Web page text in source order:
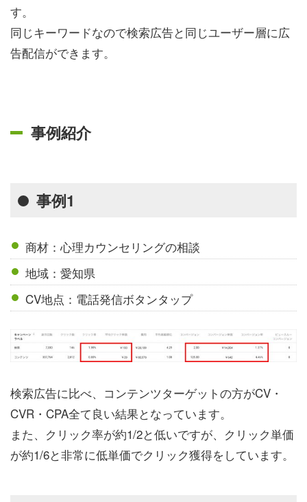
す。
同じキーワードなので検索広告と同じユーザー層に広
告配信ができます。
事例紹介
事例1
商材：心理カウンセリングの相談
地域：愛知県
CV地点：電話発信ボタンタップ
検索広告に比べ、コンテンツターゲットの方がCV・
CVR・CPA全て良い結果となっています。
また、クリック率が約1/2と低いですが、クリック単価
が約1/6と非常に低単価でクリック獲得をしています。